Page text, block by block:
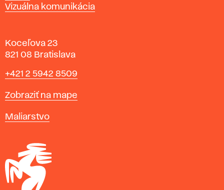
Vizuálna komunikácia
Koceľova 23
821 08 Bratislava
Telefón
+421 2 5942 8509
Mapa
Zobraziť na mape
Katedry
Maliarstvo